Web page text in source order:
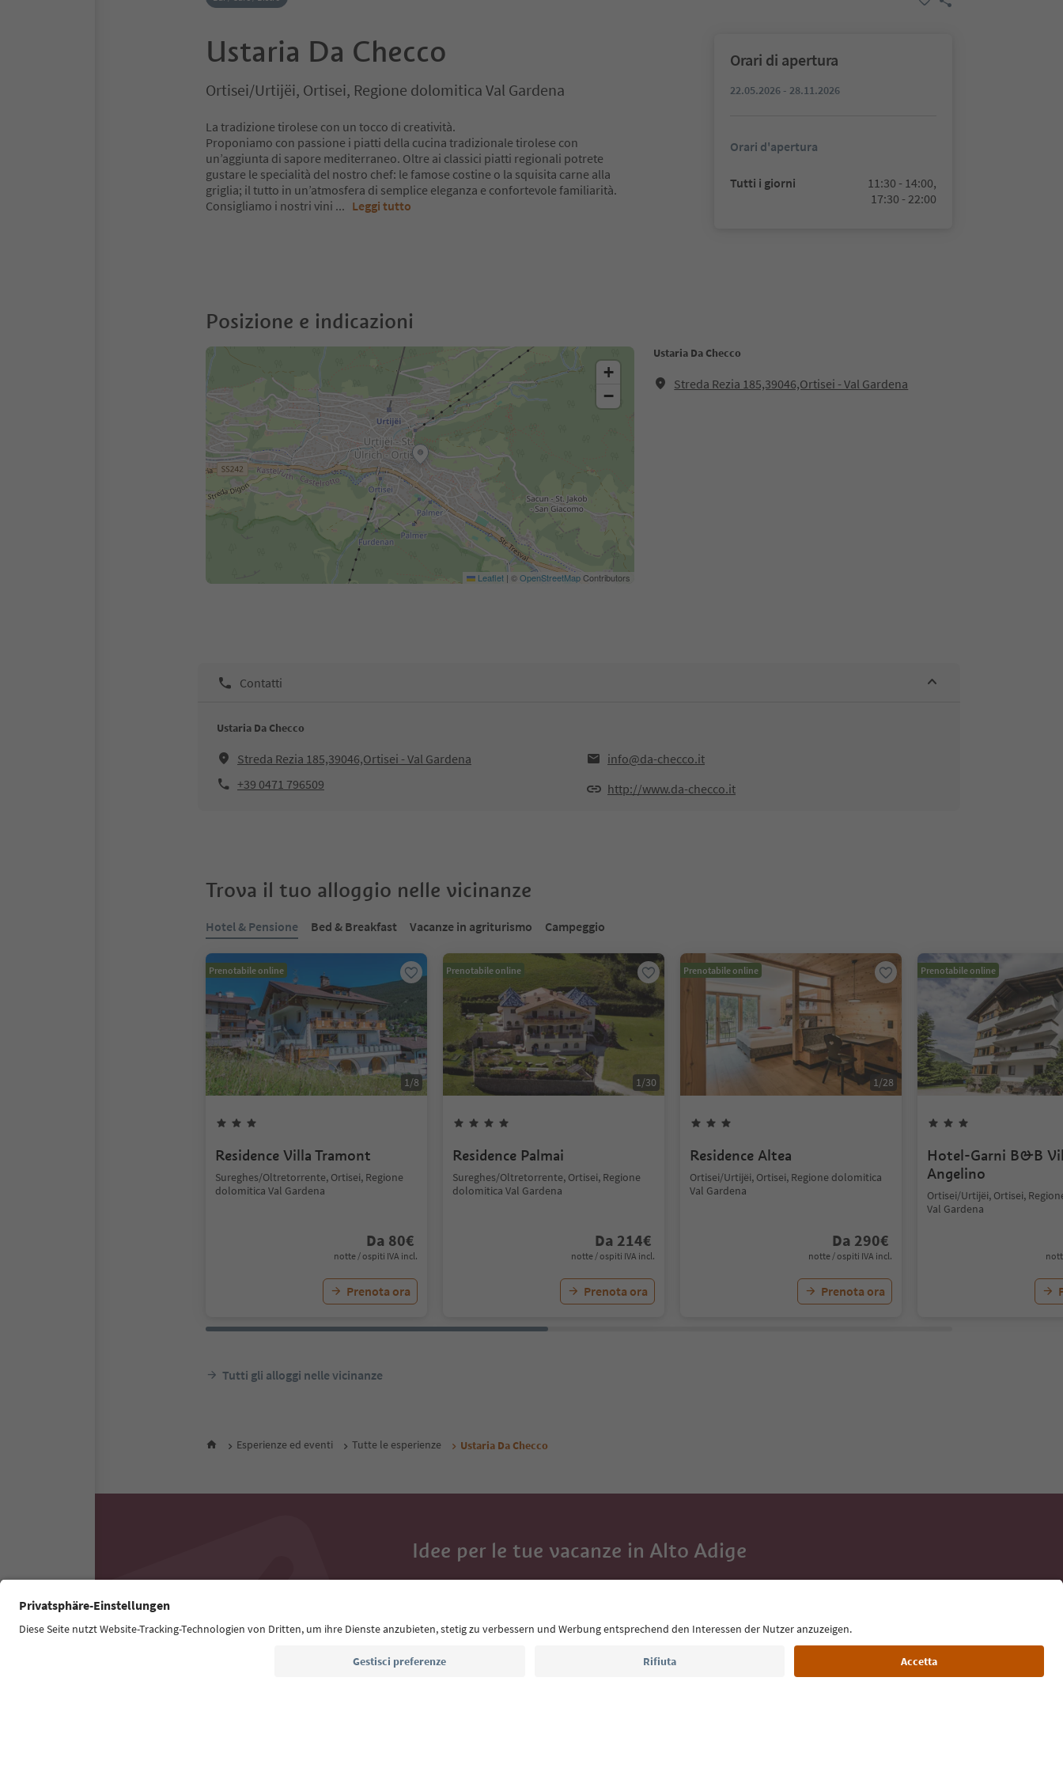
Ustaria Da Checco
Ortisei/Urtijëi, Ortisei, Regione dolomitica Val Gardena
La tradizione tirolese con un tocco di creatività.
Proponiamo con passione i piatti della cucina tradizionale tirolese con
un’aggiunta di sapore mediterraneo. Oltre ai classici piatti regionali potrete
gustare le specialità del nostro chef: le famose costine o la squisita carne alla
griglia; il tutto in un’atmosfera di semplice eleganza e confortevole familiarità.
Consigliamo i nostri vini ... Leggi tutto
Orari di apertura
22.05.2026 - 28.11.2026
Orari d'apertura
Tutti i giorni
11:30 - 14:00,
17:30 - 22:00
Posizione e indicazioni
Ustaria Da Checco
Streda Rezia 185,39046,Ortisei - Val Gardena
+
−
Leaflet | ©OpenStreetMapContributors
Contatti
Ustaria Da Checco
Streda Rezia 185,39046,Ortisei - Val Gardena
info@da-checco.it
+39 0471 796509
http://www.da-checco.it
Trova il tuo alloggio nelle vicinanze
Hotel & Pensione Bed & Breakfast Vacanze in agriturismo Campeggio
Prenotabile online
1/8
Residence Villa Tramont
Sureghes/Oltretorrente, Ortisei, Regione
dolomitica Val Gardena
Da 80€
notte / ospiti IVA incl.
Prenota ora
Prenotabile online
1/30
Residence Palmai
Sureghes/Oltretorrente, Ortisei, Regione
dolomitica Val Gardena
Da 214€
notte / ospiti IVA incl.
Prenota ora
Prenotabile online
1/28
Residence Altea
Ortisei/Urtijëi, Ortisei, Regione dolomitica
Val Gardena
Da 290€
notte / ospiti IVA incl.
Prenota ora
Prenotabile online
Hotel-Garni B&B
Angelino
Ortisei/Urtijëi, Ortisei,
Val Gardena
Tutti gli alloggi nelle vicinanze
Esperienze ed eventi Tutte le esperienze Ustaria Da Checco
Idee per le tue vacanze in Alto Adige
Con la newsletter dell’Alto Adige ricevi consigli per le tue vacanze,
Indirizzo e-mail*